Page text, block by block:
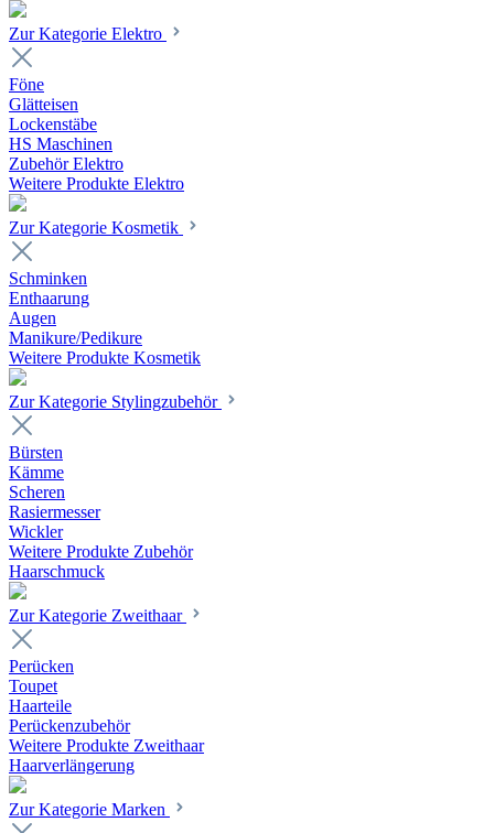
Zur Kategorie Elektro
Föne
Glätteisen
Lockenstäbe
HS Maschinen
Zubehör Elektro
Weitere Produkte Elektro
Zur Kategorie Kosmetik
Schminken
Enthaarung
Augen
Manikure/Pedikure
Weitere Produkte Kosmetik
Zur Kategorie Stylingzubehör
Bürsten
Kämme
Scheren
Rasiermesser
Wickler
Weitere Produkte Zubehör
Haarschmuck
Zur Kategorie Zweithaar
Perücken
Toupet
Haarteile
Perückenzubehör
Weitere Produkte Zweithaar
Haarverlängerung
Zur Kategorie Marken